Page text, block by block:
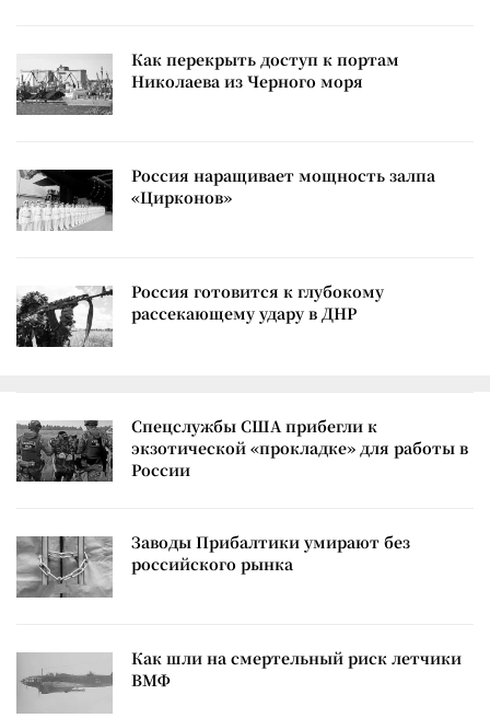
Как перекрыть доступ к портам
Николаева из Черного моря
Россия наращивает мощность залпа
«Цирконов»
Россия готовится к глубокому
рассекающему удару в ДНР
Спецслужбы США прибегли к
экзотической «прокладке» для работы в
России
Заводы Прибалтики умирают без
российского рынка
Как шли на смертельный риск летчики
ВМФ